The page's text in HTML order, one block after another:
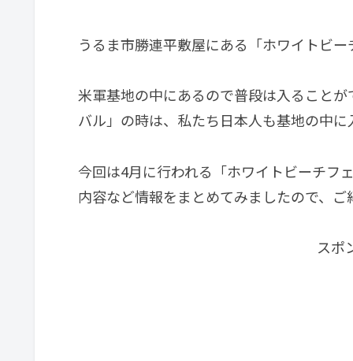
うるま市勝連平敷屋にある「ホワイトビー
米軍基地の中にあるので普段は入ること
バル」の時は、私たち日本人も基地の中
今回は4月に行われる「ホワイトビーチフ
内容など情報をまとめてみましたので、
スポ